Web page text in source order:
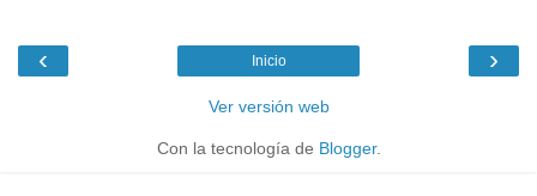
‹ ›
Inicio
Ver versión web
Con la tecnología de Blogger.